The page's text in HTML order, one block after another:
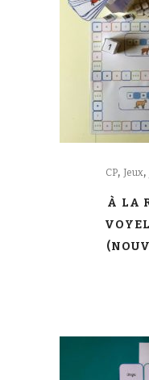
CP, Jeux,
À LA